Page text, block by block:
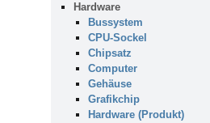
Hardware
Bussystem
CPU-Sockel
Chipsatz
Computer
Gehäuse
Grafikchip
Hardware (Produkt)